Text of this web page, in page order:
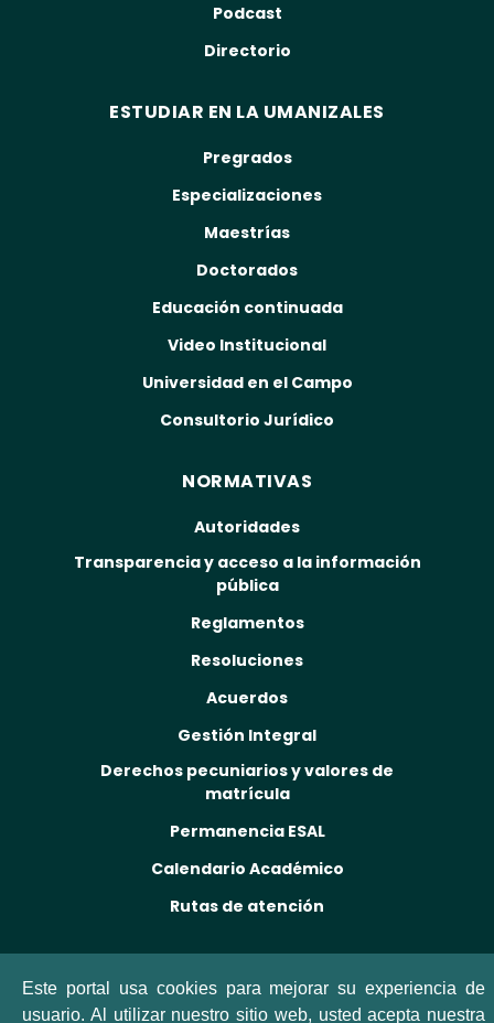
Podcast
Directorio
ESTUDIAR EN LA UMANIZALES
Pregrados
Especializaciones
Maestrías
Doctorados
Educación continuada
Video Institucional
Universidad en el Campo
Consultorio Jurídico
NORMATIVAS
Autoridades
Transparencia y acceso a la información
pública
Reglamentos
Resoluciones
Acuerdos
Gestión Integral
Derechos pecuniarios y valores de
matrícula
Permanencia ESAL
Calendario Académico
Rutas de atención
Este portal usa cookies para mejorar su experiencia de
usuario. Al utilizar nuestro sitio web, usted acepta nuestra